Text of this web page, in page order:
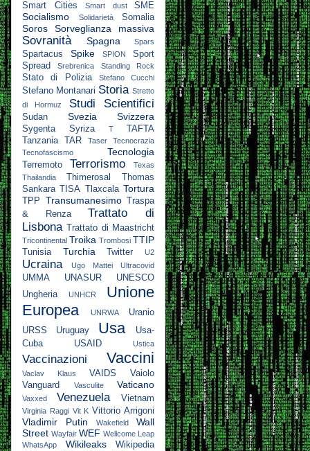
Smart Cities Smart dust SME
Socialismo Solidarietà Somalia
Soros Sorveglianza massiva
Sovranità Spagna Spars
Spartacus Spike SPION
Sport
Spread
Srebrenica Standing Rock
Stato di Polizia Stefano Cucchi
Stefano Montanari Storia Stretto
di Hormuz
Studi Scientifici
Sudan Svezia Svizzera
Sygenta Syriza T
TAFTA
Tanzania
TAR Taser
Tecnocrazia
Tecnofascismo
Tecnologia
Terremoto Terrorismo
Texas
Thailandia
Thimerosal
Thomas
Sankara
TISA Tlaxcala Tortura
TPP Transumanesimo
Traspa
& Renza
Trattato di
Lisbona
Trattato di Maastricht
Tricontinental Troika Trombosi TTIP
Tunisia Turchia Twitter U2
Ucraina Ugo Mattei Ultracovid
UMMA UNASUR
UNESCO
Ungheria
UNHCR
Unione
Europea
UNRWA
Uranio
URSS
Uruguay Usa
Usa-
Cuba
USAID Ustica
Vaccinazioni Vaccini
Vaclav Klaus VAIDS
Vaiolo
Vanguard
Vasculite Vaticano
Vaxxed Venezuela Vietnam
Virginia Raggi Vit K Vittorio Arrigoni
Vladimir Putin Wakefield
Wall
Street Wayfair WEF Wellcome Leap
WhatsApp
Wikileaks
Wikipedia